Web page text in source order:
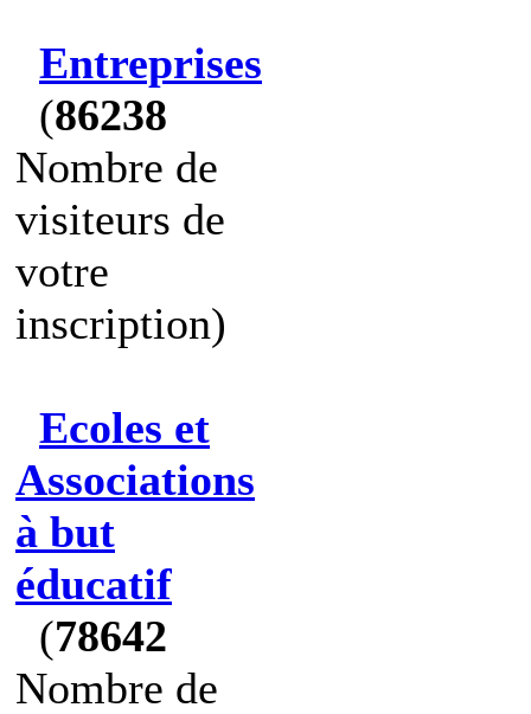
Entreprises
(86238
Nombre de
visiteurs de
votre
inscription)
Ecoles et
Associations
à but
éducatif
(78642
Nombre de